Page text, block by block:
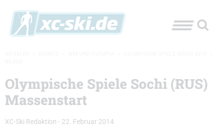
Olympische Spiele Sochi (RUS)
Massenstart
XC-Ski Redaktion - 22. Februar 2014